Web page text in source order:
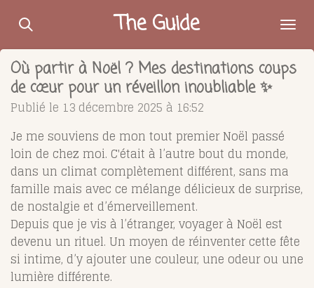
Passer
contenu
principal
The Guide
Où partir à Noël ? Mes destinations coups
de cœur pour un réveillon inoubliable ✨
Publié le 13 décembre 2025 à 16:52
Je me souviens de mon tout premier Noël passé
loin de chez moi. C'était à l’autre bout du monde,
dans un climat complètement différent, sans ma
famille mais avec ce mélange délicieux de surprise,
de nostalgie et d’émerveillement.
Depuis que je vis à l’étranger, voyager à Noël est
devenu un rituel. Un moyen de réinventer cette fête
si intime, d’y ajouter une couleur, une odeur ou une
lumière différente.